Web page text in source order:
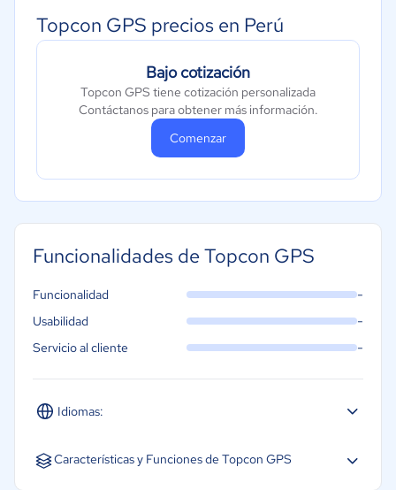
Topcon GPS precios en Perú
Bajo cotización
Topcon GPS tiene cotización personalizada
Contáctanos para obtener más información.
Comenzar
Funcionalidades de Topcon GPS
Idiomas:
Español Inglés
Funcionalidad -
Usabilidad -
Servicio al cliente -
Características y Funciones de Topcon GPS